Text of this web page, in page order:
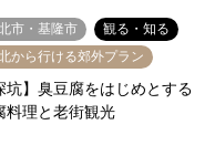
市・基隆市
観る・知る
から行ける郊外プラン
坑】臭豆腐をはじめとする
料理と老街観光